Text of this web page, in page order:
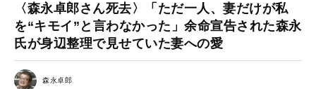
〈森永卓郎さん死去〉「ただ一人、妻だけが私
を“キモイ”と言わなかった」余命宣告された森永
氏が身辺整理で見せていた妻への愛
森永卓郎